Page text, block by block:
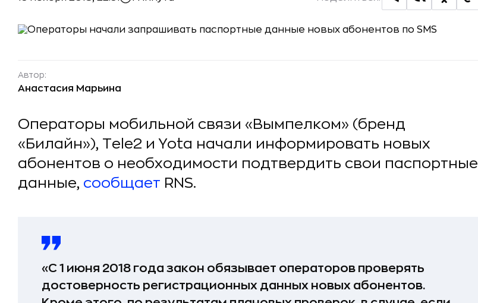
Автор:
Анастасия Марьина
Операторы мобильной связи «Вымпелком» (бренд
«Билайн»), Tele2 и Yota начали информировать новых
абонентов о необходимости подтвердить свои паспортные
данные, сообщает RNS.
«С 1 июня 2018 года закон обязывает операторов проверять
достоверность регистрационных данных новых абонентов.